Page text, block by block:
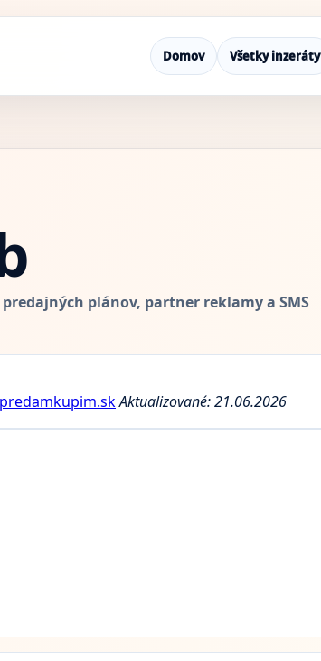
Domov Všetky inzeráty
plánov, partner reklamy a SMS
Aktualizované: 21.06.2026